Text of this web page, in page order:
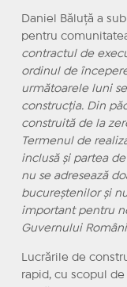
Daniel Băluță a
pentru
contractul de
ordinul de
următoarele luni
construcția. Din
construită de la
Termenul de
inclusă și partea
nu se adresează
bucureștenilor și
important pentru
Guvernului
Lucrările de
rapid, cu scopul